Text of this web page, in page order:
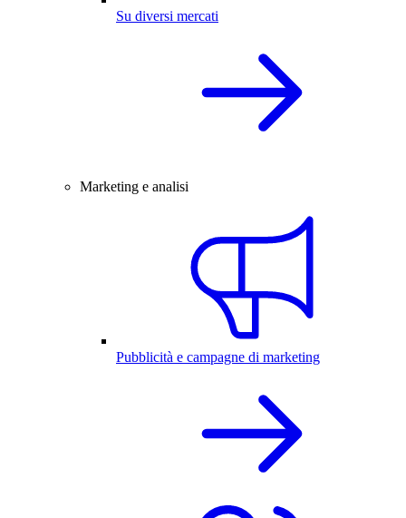
Su diversi mercati
Marketing e analisi
Pubblicità e campagne di marketing